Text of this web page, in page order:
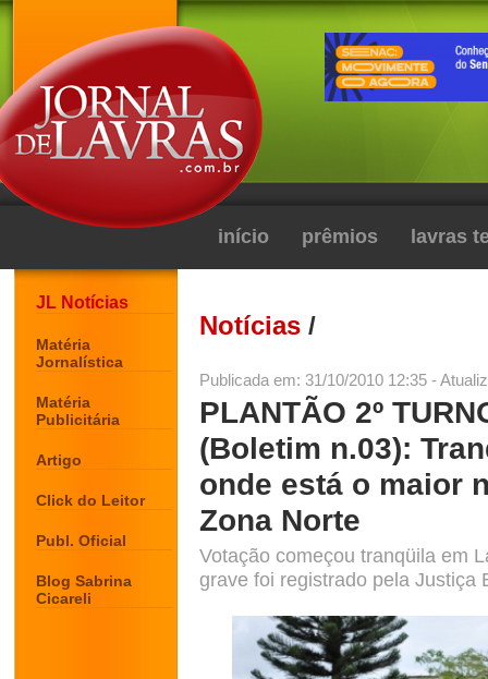
início prêmios lavras
JL Notícias
Matéria
Jornalística
Matéria
Publicitária
Artigo
Click do Leitor
Publ. Oficial
Blog Sabrina
Cicareli
Notícias /
Publicada em: 31/10/2010 12:35 -
PLANTÃO 2º
(Boletim n.03):
onde está o maior
Zona Norte
Votação começou tranqüila em
grave foi registrado pela Justiça